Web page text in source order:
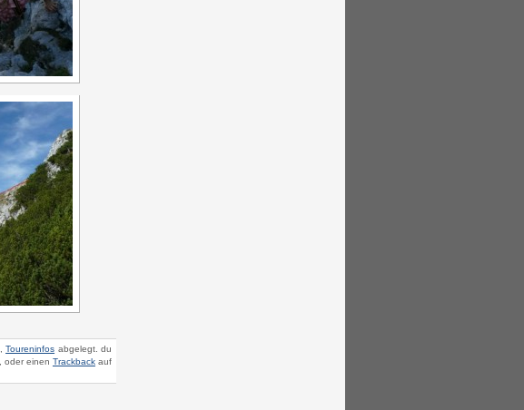
,Toureninfos abgelegt. du
, oder einen Trackbackauf